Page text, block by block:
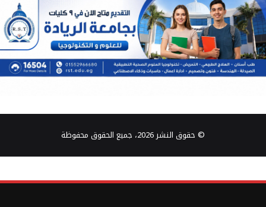
© حقوق النشر 2026، جميع الحقوق محفوظة